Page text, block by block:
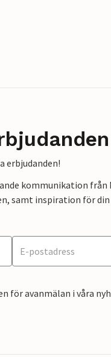
erbjudanden!
kommunikation från
samt inspiration för
för avanmälan i våra